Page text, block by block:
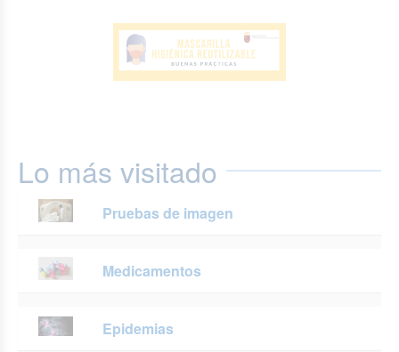
Lo más visitado
Pruebas de imagen
Medicamentos
Epidemias